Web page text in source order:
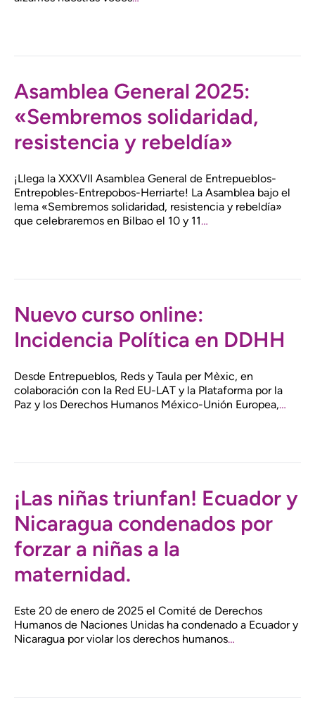
Asamblea General 2025:
«Sembremos solidaridad,
resistencia y rebeldía»
¡Llega la XXXVII Asamblea General de Entrepueblos-
Entrepobles-Entrepobos-Herriarte! La Asamblea bajo el
lema «Sembremos solidaridad, resistencia y rebeldía»
que celebraremos en Bilbao el 10 y 11…
Nuevo curso online:
Incidencia Política en DDHH
Desde Entrepueblos, Reds y Taula per Mèxic, en
colaboración con la Red EU-LAT y la Plataforma por la
Paz y los Derechos Humanos México-Unión Europea,…
¡Las niñas triunfan! Ecuador y
Nicaragua condenados por
forzar a niñas a la
maternidad.
Este 20 de enero de 2025 el Comité de Derechos
Humanos de Naciones Unidas ha condenado a Ecuador y
Nicaragua por violar los derechos humanos…